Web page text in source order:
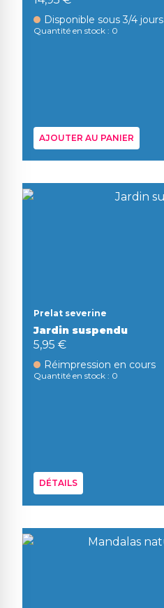
Disponible sous 3/4 jours
Quantité en stock : 0
AJOUTER AU PANIER
Prelat severine
Jardin suspendu
5,95 €
Réimpression en cours
Quantité en stock : 0
DÉTAILS